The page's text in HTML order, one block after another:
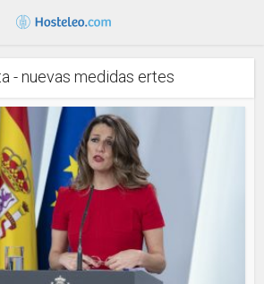
- nuevas medidas ertes